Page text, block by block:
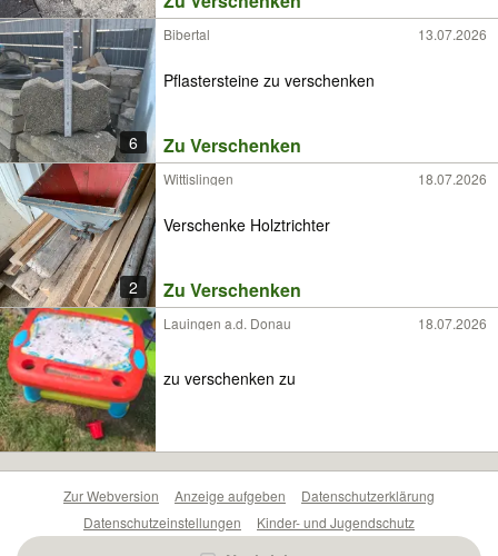
6
Bibertal 13.07.2026
Pflastersteine zu verschenken
Zu Verschenken
2
Wittislingen 18.07.2026
Verschenke Holztrichter
Zu Verschenken
Lauingen a.d. Donau 18.07.2026
zu verschenken zu
Zur Webversion Anzeige aufgeben
Datenschutzerklärung
Datenschutzeinstellungen
Kinder- und Jugendschutz
Barrierefreiheitserklärung